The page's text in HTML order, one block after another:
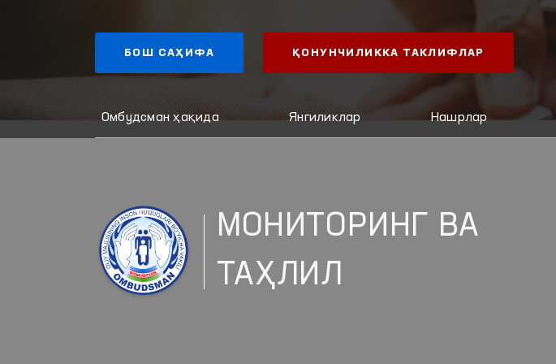
БОШ САҲИФА ҚОНУНЧИЛИККА ТАКЛИФЛАР
Омбудсман ҳақида Янгиликлар Нашрлар
МОНИТОРИНГ ВА
ТАҲЛИЛ